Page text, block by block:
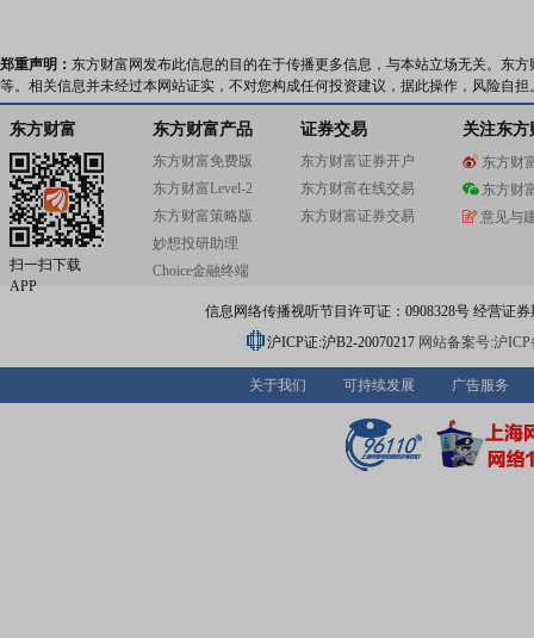
郑重声明： 东方财富网发布此信息的目的在于传播更多信息，与本站立场无关。东
等。相关信息并未经过本网站证实，不对您构成任何投资建议，据此操作，风险自担